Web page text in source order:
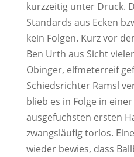
kurzzeitig unter Druck.
Standards aus Ecken
kein Folgen. Kurz vor
Ben Urth aus Sicht
Obinger, elfmeterreif
Schiedsrichter Ramsl
blieb es in Folge in
ausgefuchsten ersten
zwangsläufig torlos.
wieder bewies, dass